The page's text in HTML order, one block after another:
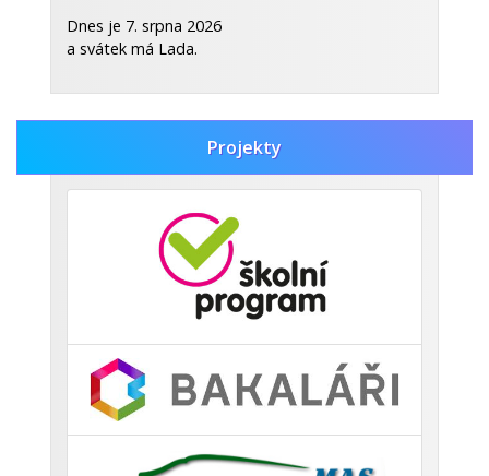
CELOROČNÍ DĚJEPISNÁ SOUTĚŽ.pdf
Dnes je 7. srpna 2026
a svátek má Lada.
Projekty